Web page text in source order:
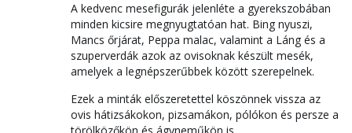
A kedvenc mesefigurák jelenléte a gyerekszobában
minden kicsire megnyugtatóan hat. Bing nyuszi,
Mancs őrjárat, Peppa malac, valamint a Láng és a
szuperverdák azok az ovisoknak készült mesék,
amelyek a legnépszerűbbek között szerepelnek.
Ezek a minták előszeretettel köszönnek vissza az
ovis hátizsákokon, pizsamákon, pólókon és persze a